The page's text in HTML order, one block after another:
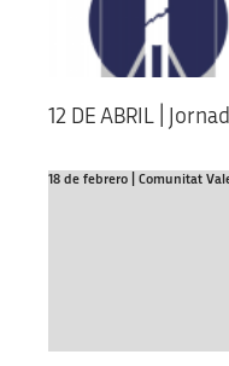
12 DE ABRIL |
18 de febrero | Comunitat